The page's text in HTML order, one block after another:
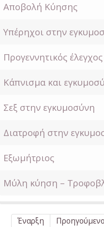
Αποβολή Κύησης
Υπέρηχοι στην
Προγεννητικός
Κάπνισμα και
Σεξ στην εγκυμοσύνη
Διατροφή στην
Εξωμήτριος
Μύλη κύηση –
Έναρξη Προηγούμενο